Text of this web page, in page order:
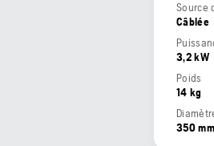
Source
Câblée
3,2 kW
Poids
14 kg
350 mm